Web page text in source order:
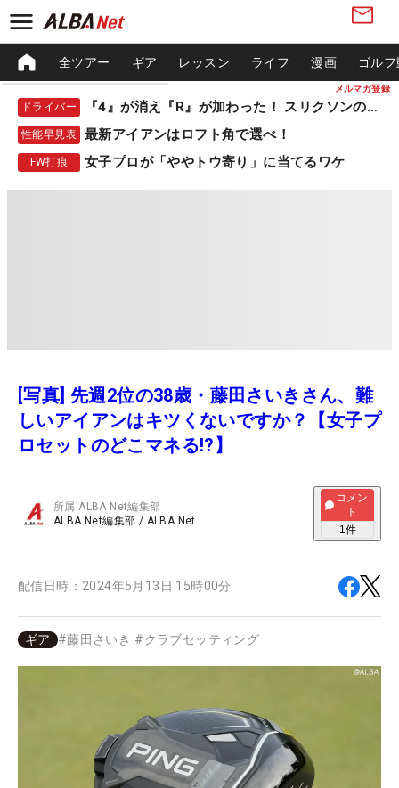
メルマガ登録
全ツアー ギア レッスン ライフ 漫画 ゴル
ドライバー 『4』が消え『R』が加わった！ スリクソンの新作
性能早見表 最新アイアンはロフト角で選べ！
FW打痕 女子プロが「ややトウ寄り」に当てるワケ
[写真] 先週2位の38歳・藤田さいきさん、難
しいアイアンはキツくないですか？【女子プ
ロセットのどこマネる!?】
所属ALBA Net編集部
ALBA Net編集部 / ALBA Net
コメン
ト
1件
配信日時： 2024年5月13日 15時00分
ギア #藤田さいき # クラブセッティング